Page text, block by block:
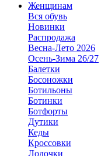
Женщинам
Вся обувь
Новинки
Распродажа
Весна-Лето 2026
Осень-Зима 26/27
Балетки
Босоножки
Ботильоны
Ботинки
Ботфорты
Дутики
Кеды
Кроссовки
Лодочки